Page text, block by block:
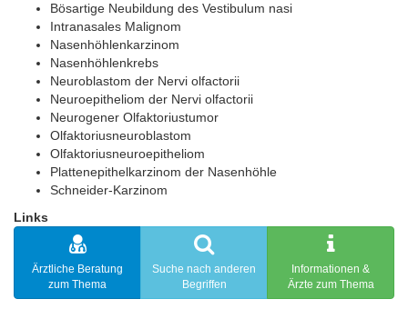
Bösartige Neubildung des Vestibulum nasi
Intranasales Malignom
Nasenhöhlenkarzinom
Nasenhöhlenkrebs
Neuroblastom der Nervi olfactorii
Neuroepitheliom der Nervi olfactorii
Neurogener Olfaktoriustumor
Olfaktoriusneuroblastom
Olfaktoriusneuroepitheliom
Plattenepithelkarzinom der Nasenhöhle
Schneider-Karzinom
Links
Ärztliche Beratung
zum Thema
Suche nach anderen
Begriffen
Informationen &
Ärzte zum Thema